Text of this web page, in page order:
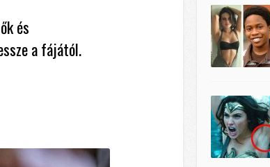
és
a fájától.